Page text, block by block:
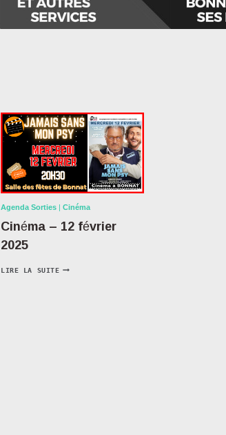
Agenda Sorties |Cinéma
Cinéma – 12 février
2025
LIRE LA SUITE